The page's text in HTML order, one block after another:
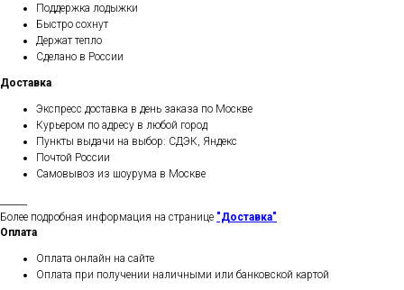
Поддержка лодыжки
Быстро сохнут
Держат тепло
Сделано в России
Доставка
Экспресс доставка в день заказа по Москве
Курьером по адресу в любой город
Пункты выдачи на выбор: СДЭК, Яндекс
Почтой России
Самовывоз из шоурума в Москве
Более подробная информация на странице "Доставка"
Оплата
Оплата онлайн на сайте
Оплата при получении наличными или банковской картой